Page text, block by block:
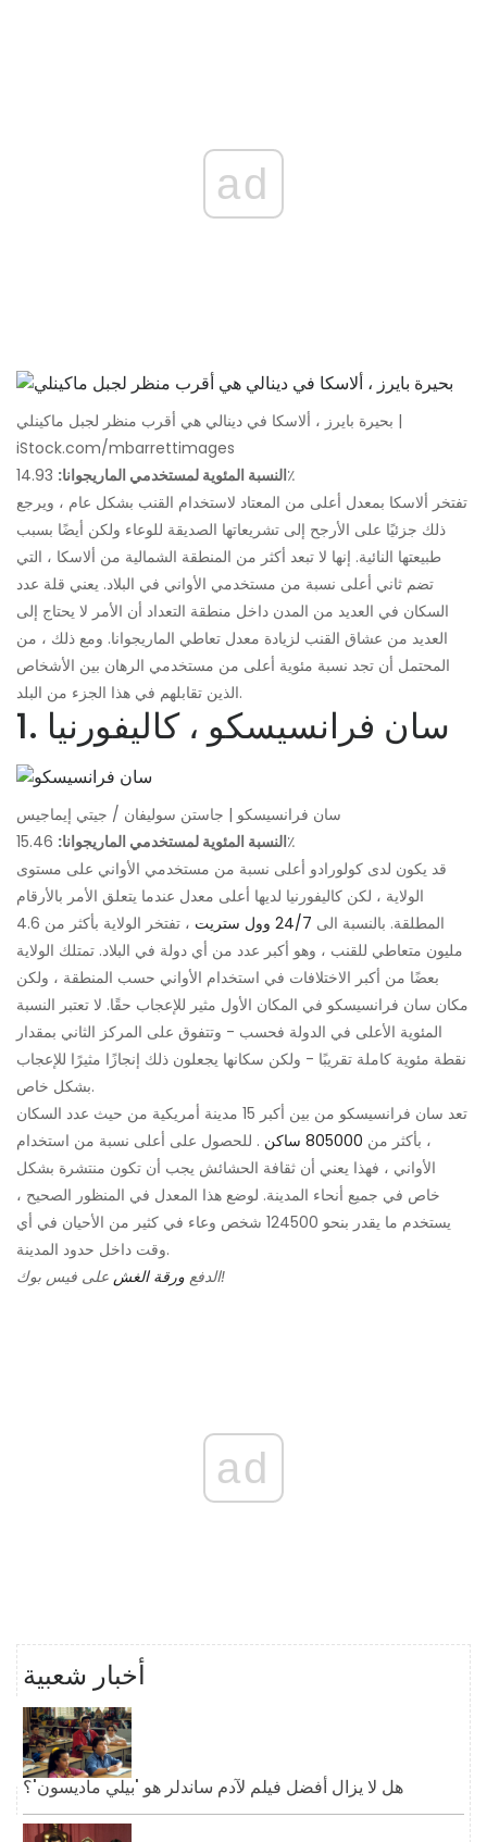
ad
بحيرة بايرز ، ألاسكا في دينالي هي أقرب منظر لجبل ماكينلي |
iStock.com/mbarrettimages
النسبة المئوية لمستخدمي الماريجوانا:14.93٪
تفتخر ألاسكا بمعدل أعلى من المعتاد لاستخدام القنب بشكل عام ، ويرجع
ذلك جزئيًا على الأرجح إلى تشريعاتها الصديقة للوعاء ولكن أيضًا بسبب
طبيعتها النائية. إنها لا تبعد أكثر من المنطقة الشمالية من ألاسكا ، التي
تضم ثاني أعلى نسبة من مستخدمي الأواني في البلاد. يعني قلة عدد
السكان في العديد من المدن داخل منطقة التعداد أن الأمر لا يحتاج إلى
العديد من عشاق القنب لزيادة معدل تعاطي الماريجوانا. ومع ذلك ، من
المحتمل أن تجد نسبة مئوية أعلى من مستخدمي الرهان بين الأشخاص
الذين تقابلهم في هذا الجزء من البلد.
1. سان فرانسيسكو ، كاليفورنيا
سان فرانسيسكو | جاستن سوليفان / جيتي إيماجيس
النسبة المئوية لمستخدمي الماريجوانا:15.46٪
قد يكون لدى كولورادو أعلى نسبة من مستخدمي الأواني على مستوى
الولاية ، لكن كاليفورنيا لديها أعلى معدل عندما يتعلق الأمر بالأرقام
المطلقة. بالنسبة الى 24/7 وول ستريت
، تفتخر الولاية بأكثر من 4.6
مليون متعاطي للقنب ، وهو أكبر عدد من أي دولة في البلاد. تمتلك الولاية
بعضًا من أكبر الاختلافات في استخدام الأواني حسب المنطقة ، ولكن
مكان سان فرانسيسكو في المكان الأول مثير للإعجاب حقًا. لا تعتبر النسبة
المئوية الأعلى في الدولة فحسب - وتتفوق على المركز الثاني بمقدار
نقطة مئوية كاملة تقريبًا - ولكن سكانها يجعلون ذلك إنجازًا مثيرًا للإعجاب
بشكل خاص.
تعد سان فرانسيسكو من بين أكبر 15 مدينة أمريكية من حيث عدد السكان
، بأكثر من 805000 ساكن
. للحصول على أعلى نسبة من استخدام
الأواني ، فهذا يعني أن ثقافة الحشائش يجب أن تكون منتشرة بشكل
خاص في جميع أنحاء المدينة. لوضع هذا المعدل في المنظور الصحيح ،
يستخدم ما يقدر بنحو 124500 شخص وعاء في كثير من الأحيان في أي
وقت داخل حدود المدينة.
الدفع ورقة الغش على فيس بوك!
ad
أخبار شعبية
هل لا يزال أفضل فيلم لآدم ساندلر هو 'بيلي ماديسون'؟